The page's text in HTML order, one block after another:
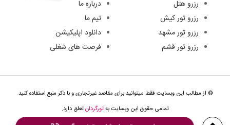
رزرو هتل
رزرو تور کیش
رزرو تور مشهد
رزرو تور قشم
درباره ما
تیم ما
دانلود اپلیکیشن
فرصت های شغلی
© از مطالب این وبسایت فقط میتوانید برای مقاصد غیرتجاری و با ذکر منبع استفاده کنید.
تمامی حقوق این وبسایت بهتورگردانتعلق دارد.